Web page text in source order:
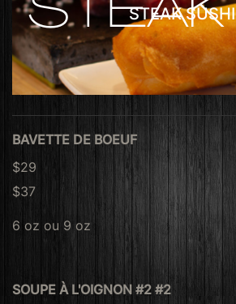
STEAK SUSHI
BAVETTE DE BOEUF
$29
$37
6 oz ou 9 oz
SOUPE À L'OIGNON #2 #2